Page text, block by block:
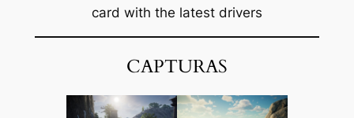
card with the latest drivers
CAPTURAS